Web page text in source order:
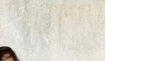
и
Маникюр педикюр
макияж прическа